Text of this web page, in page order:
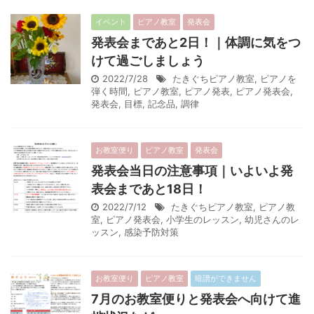
イベント ピアノ教室 発表会
発表会まであと2日！｜体調に気をつ
けて過ごしましょう
2022/7/28 たきぐちピアノ教室, ピアノを
弾く時間, ピアノ教室, ピアノ発表, ピアノ発表会,
発表会, 目標, 記念品, 調律
お教室便り ピアノ教室 発表会
発表会当日の注意事項｜いよいよ発
表会まであと18日！
2022/7/12 たきぐちピアノ教室, ピアノ教
室, ピアノ発表会, 小学生のレッスン, 幼児さんのレ
ッスン, 感染予防対策
お教室便り ピアノ教室 暗譜ができません
7月のお教室便りと発表会へ向けて進